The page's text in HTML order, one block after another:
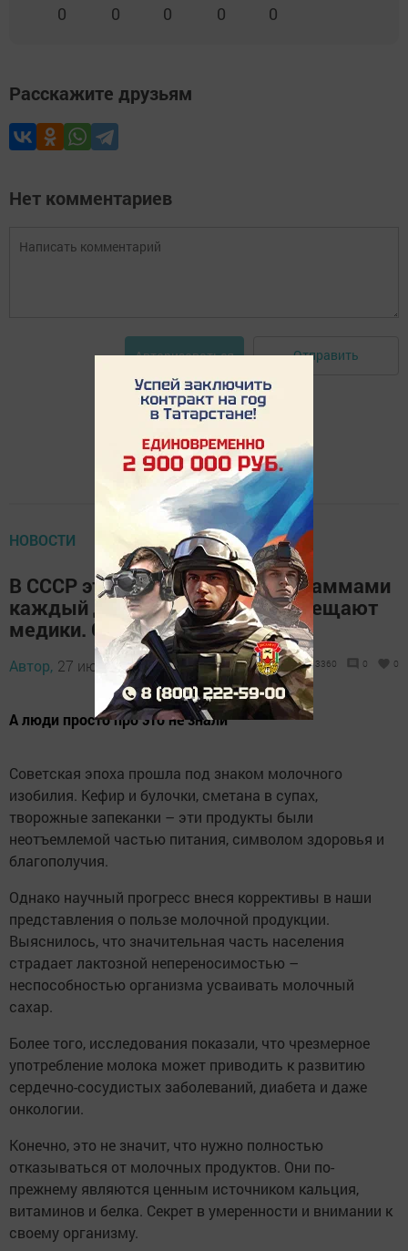
0 0 0 0 0
Расскажите друзьям
Нет комментариев
Авторизоваться Отправить
НОВОСТИ
В СССР этот продукт ели килограммами
каждый день, а теперь его запрещают
медики. Опасен для здоровья
Автор, 27 июля 2024 - 10:39 3360 0 0
А люди просто про это не знали
Советская эпоха прошла под знаком молочного
изобилия. Кефир и булочки, сметана в супах,
творожные запеканки – эти продукты были
неотъемлемой частью питания, символом здоровья и
благополучия.
Однако научный прогресс внеся коррективы в наши
представления о пользе молочной продукции.
Выяснилось, что значительная часть населения
страдает лактозной непереносимостью –
неспособностью организма усваивать молочный
сахар.
Более того, исследования показали, что чрезмерное
употребление молока может приводить к развитию
сердечно-сосудистых заболеваний, диабета и даже
онкологии.
Конечно, это не значит, что нужно полностью
отказываться от молочных продуктов. Они по-
прежнему являются ценным источником кальция,
витаминов и белка. Секрет в умеренности и внимании к
своему организму.